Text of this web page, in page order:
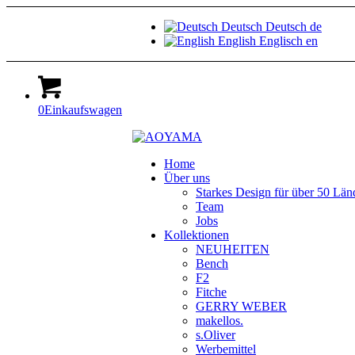
Deutsch Deutsch de
English Englisch en
0Einkaufswagen
Home
Über uns
Starkes Design für über 50
Team
Jobs
Kollektionen
NEUHEITEN
Bench
F2
Fitche
GERRY WEBER
makellos.
s.Oliver
Werbemittel